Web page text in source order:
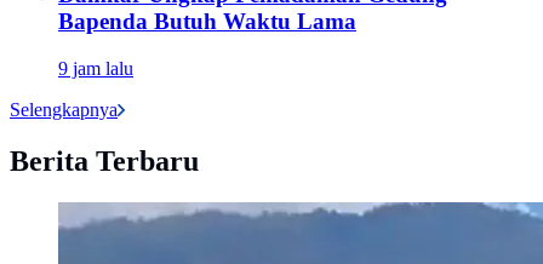
Bapenda Butuh Waktu Lama
9 jam lalu
Selengkapnya
Berita Terbaru